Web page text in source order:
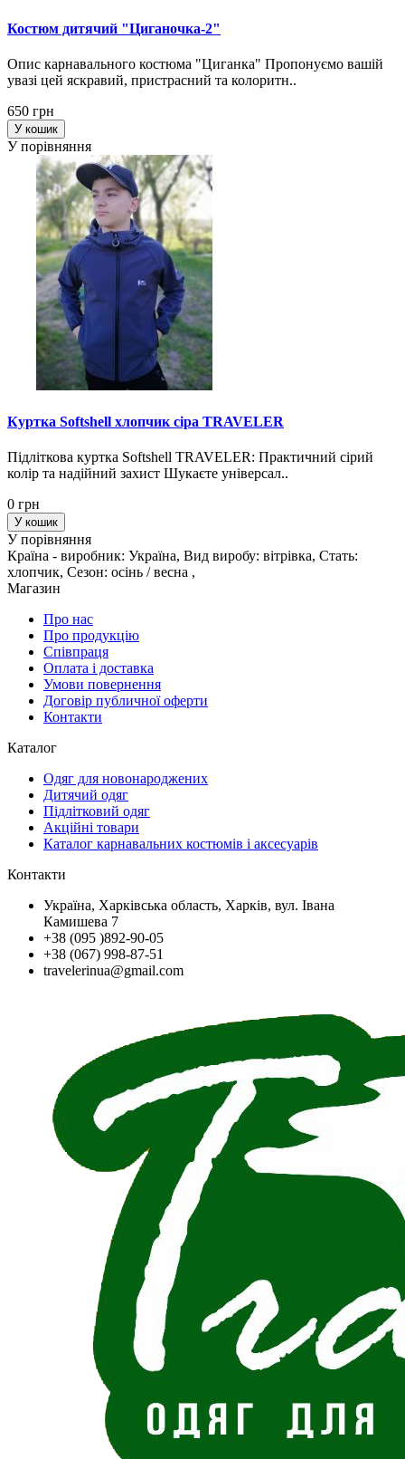
Костюм дитячий "Циганочка-2"
Опис карнавального костюма "Циганка" Пропонуємо вашій
увазі цей яскравий, пристрасний та колоритн..
650 грн
У кошик
У порівняння
Куртка Softshell хлопчик сіра TRAVELER
Підліткова куртка Softshell TRAVELER: Практичний сірий
колір та надійний захист Шукаєте універсал..
0 грн
У кошик
У порівняння
Країна - виробник: Україна, Вид виробу: вітрівка, Стать:
хлопчик, Сезон: осінь / весна ,
Магазин
Про нас
Про продукцію
Співпраця
Оплата і доставка
Умови повернення
Договір публичної оферти
Контакти
Каталог
Одяг для новонароджених
Дитячий одяг
Підлітковий одяг
Акційні товари
Каталог карнавальних костюмів і аксесуарів
Контакти
Україна, Харківська область, Харків, вул. Івана
Камишева 7
+38 (095 )892-90-05
+38 (067) 998-87-51
travelerinua@gmail.com